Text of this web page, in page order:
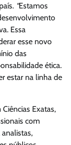
“Estamos
Essa
esse novo
das
ética.
estar na linha de
Exatas,
com